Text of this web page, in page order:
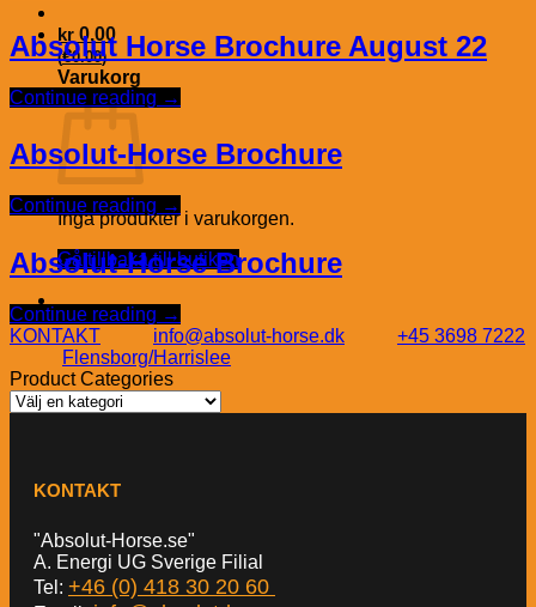
kr 0.00
(€0.00)
Varukorg
Inga produkter i varukorgen.
Gå tillbaka till butiken
Absolut Horse Brochure August 22
Continue reading →
Absolut-Horse Brochure
Continue reading →
Absolut-Horse Brochure
Continue reading →
KONTAKT
info@absolut-horse.dk
+45 3698 7222
Flensborg/Harrislee
Product Categories
KONTAKT
"Absolut-Horse.se"
A. Energi UG Sverige Filial
Tel: +46 (0) 418 30 20 60